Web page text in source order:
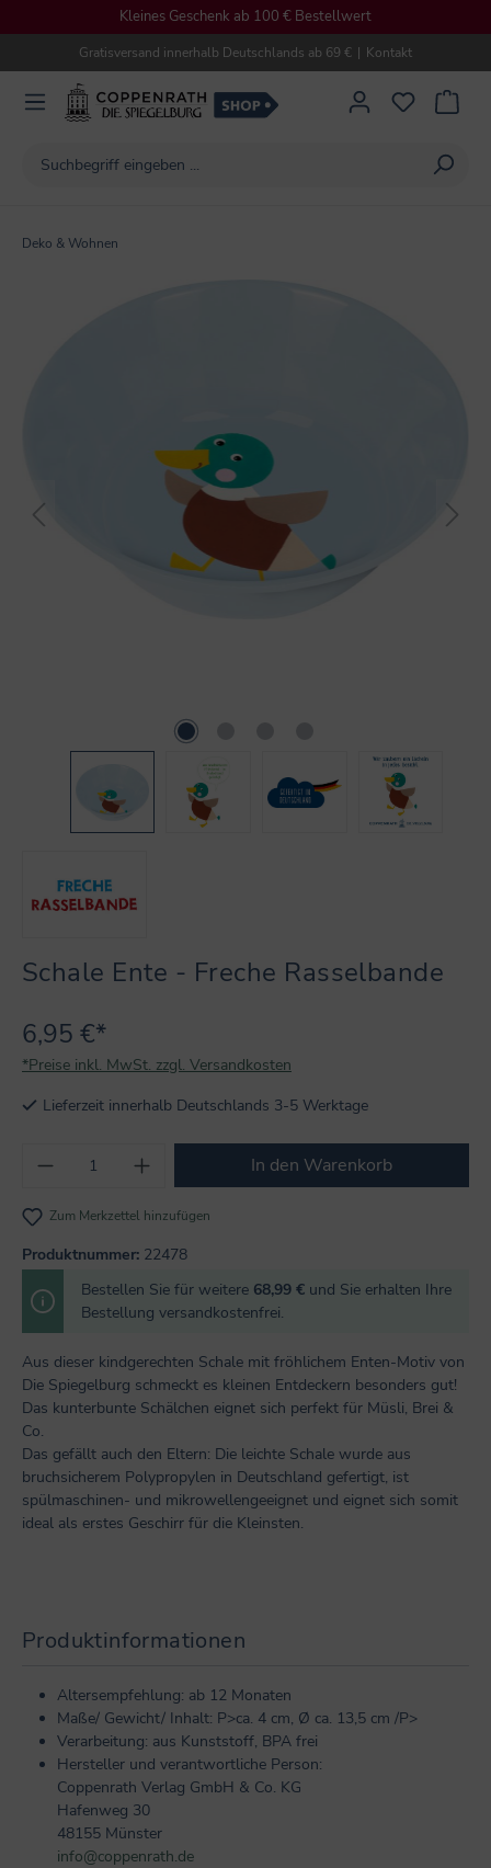
Kleines Geschenk ab 100 € Bestellwert
Gratisversand innerhalb Deutschlands ab 69 € | Kontakt
Deko & Wohnen
Schale Ente - Freche Rasselbande
6,95 €*
*Preise inkl. MwSt. zzgl. Versandkosten
Lieferzeit innerhalb Deutschlands 3-5 Werktage
Produkt Anzahl: Gib den gewünschten
In den Warenkorb
Zum Merkzettel hinzufügen
Produktnummer: 22478
Bestellen Sie für weitere 68,99 € und Sie erhalten Ihre
Bestellung versandkostenfrei.
Aus dieser kindgerechten Schale mit fröhlichem Enten-Motiv von
Die Spiegelburg schmeckt es kleinen Entdeckern besonders gut!
Das kunterbunte Schälchen eignet sich perfekt für Müsli, Brei &
Co.
Das gefällt auch den Eltern: Die leichte Schale wurde aus
bruchsicherem Polypropylen in Deutschland gefertigt, ist
spülmaschinen- und mikrowellengeeignet und eignet sich somit
ideal als erstes Geschirr für die Kleinsten.
Produktinformationen
Altersempfehlung: ab 12 Monaten
Maße/ Gewicht/ Inhalt: P>ca. 4 cm, Ø ca. 13,5 cm /P>
Verarbeitung: aus Kunststoff, BPA frei
Hersteller und verantwortliche Person:
Coppenrath Verlag GmbH & Co. KG
Hafenweg 30
48155 Münster
info@coppenrath.de